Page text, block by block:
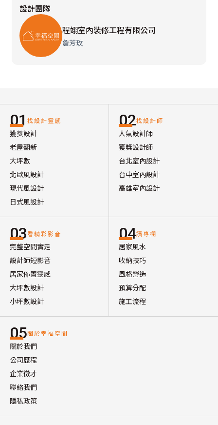
設計團隊
程翊室內裝修工程有限公司
詹芳玫
01 找設計靈感
獲獎設計
老屋翻新
大坪數
北歐風設計
現代風設計
日式風設計
02找設計師
人氣設計師
獲獎設計師
台北室內設計
台中室內設計
高雄室內設計
03看精彩影音
完整空間實走
設計師短影音
居家佈置靈感
大坪數設計
小坪數設計
04讀專欄
居家風水
收納技巧
風格營造
預算分配
施工流程
05關於幸福空間
關於我們
公司歷程
企業徵才
聯絡我們
隱私政策